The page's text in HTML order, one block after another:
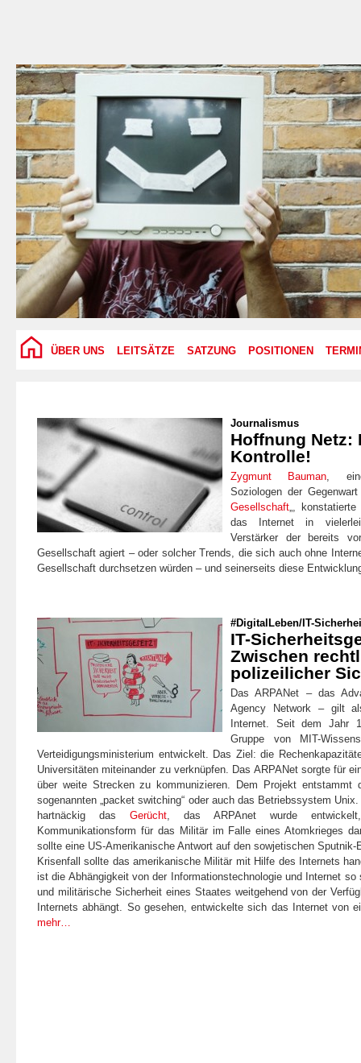
ÜBER UNS LEITSÄTZE SATZUNG POSITIONEN
Journalismus
Hoffnung Netz:
Kontrolle!
Zygmunt Bauman ,
Soziologen der
Gesellschaft „,
das Internet in
Verstärker der bereits
Gesellschaft agiert – oder solcher Trends, die sich auch ohne
Gesellschaft durchsetzen würden – und seinerseits diese
#DigitalLeben/IT-
IT-
Zwischen
polizeilicher
Das ARPANet – das
Agency Network – gilt
Internet. Seit dem Jahr
Gruppe von MIT-
Verteidigungsministerium entwickelt. Das Ziel: die
Universitäten miteinander zu verknüpfen. Das ARPANet sorgte für
über weite Strecken zu kommunizieren. Dem Projekt entstammt
sogenannten „packet switching“ oder auch das Betriebssystem
hartnäckig das Gerücht , das ARPAnet wurde
Kommunikationsform für das Militär im Falle eines Atomkrieges
sollte eine US-Amerikanische Antwort auf den sowjetischen
Krisenfall sollte das amerikanische Militär mit Hilfe des Internets
ist die Abhängigkeit von der Informationstechnologie und Internet
und militärische Sicherheit eines Staates weitgehend von der
Internets abhängt. So gesehen, entwickelte sich das Internet von
mehr…